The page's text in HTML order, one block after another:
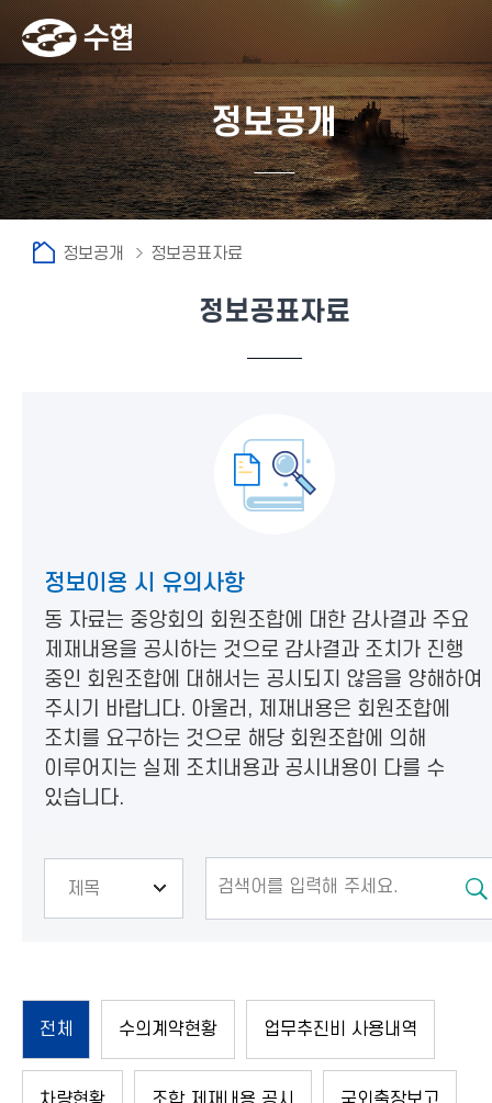
정보공개
정보공개 정보공표자료
정보공표자료
정보이용 시 유의사항
동 자료는 중앙회의 회원조합에 대한 감사결과 주요
제재내용을 공시하는 것으로 감사결과 조치가 진행
중인 회원조합에 대해서는 공시되지 않음을 양해하여
주시기 바랍니다. 아울러, 제재내용은 회원조합에
조치를 요구하는 것으로 해당 회원조합에 의해
이루어지는 실제 조치내용과 공시내용이 다를 수
있습니다.
전체 수의계약현황 업무추진비 사용내역